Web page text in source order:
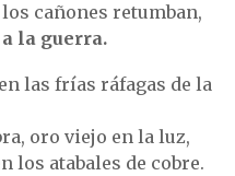
cañones retumban,
la guerra.
las frías ráfagas de la
oro viejo en la luz,
los atabales de cobre.